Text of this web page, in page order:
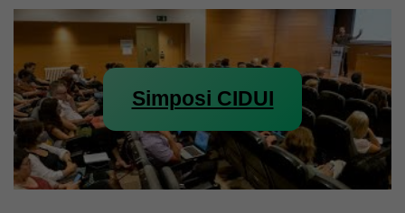
Simposi CIDUI